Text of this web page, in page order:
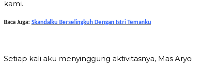
kami.
Baca Juga: Skandalku Berselingkuh Dengan Istri Temanku
Setiap kali aku menyinggung aktivitasnya, Mas Aryo